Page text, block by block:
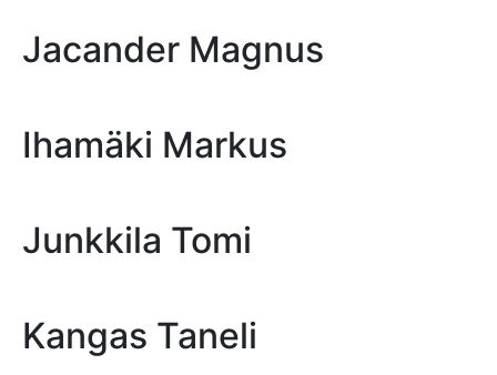
Jacander Magnus
Ihamäki Markus
Junkkila Tomi
Kangas Taneli